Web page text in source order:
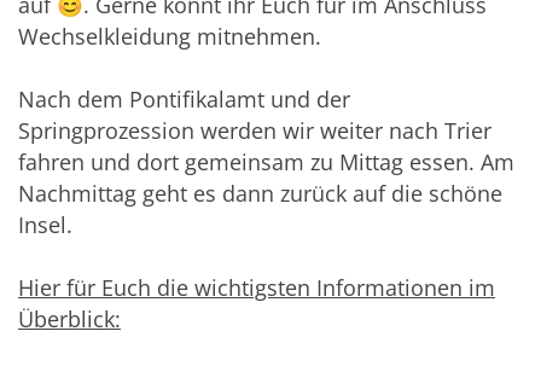
Wechselkleidung mitnehmen.
Nach dem Pontifikalamt und der
Springprozession werden wir weiter nach Trier
fahren und dort gemeinsam zu Mittag essen. Am
Nachmittag geht es dann zurück auf die schöne
Insel.
Hier für Euch die wichtigsten Informationen im
Überblick: